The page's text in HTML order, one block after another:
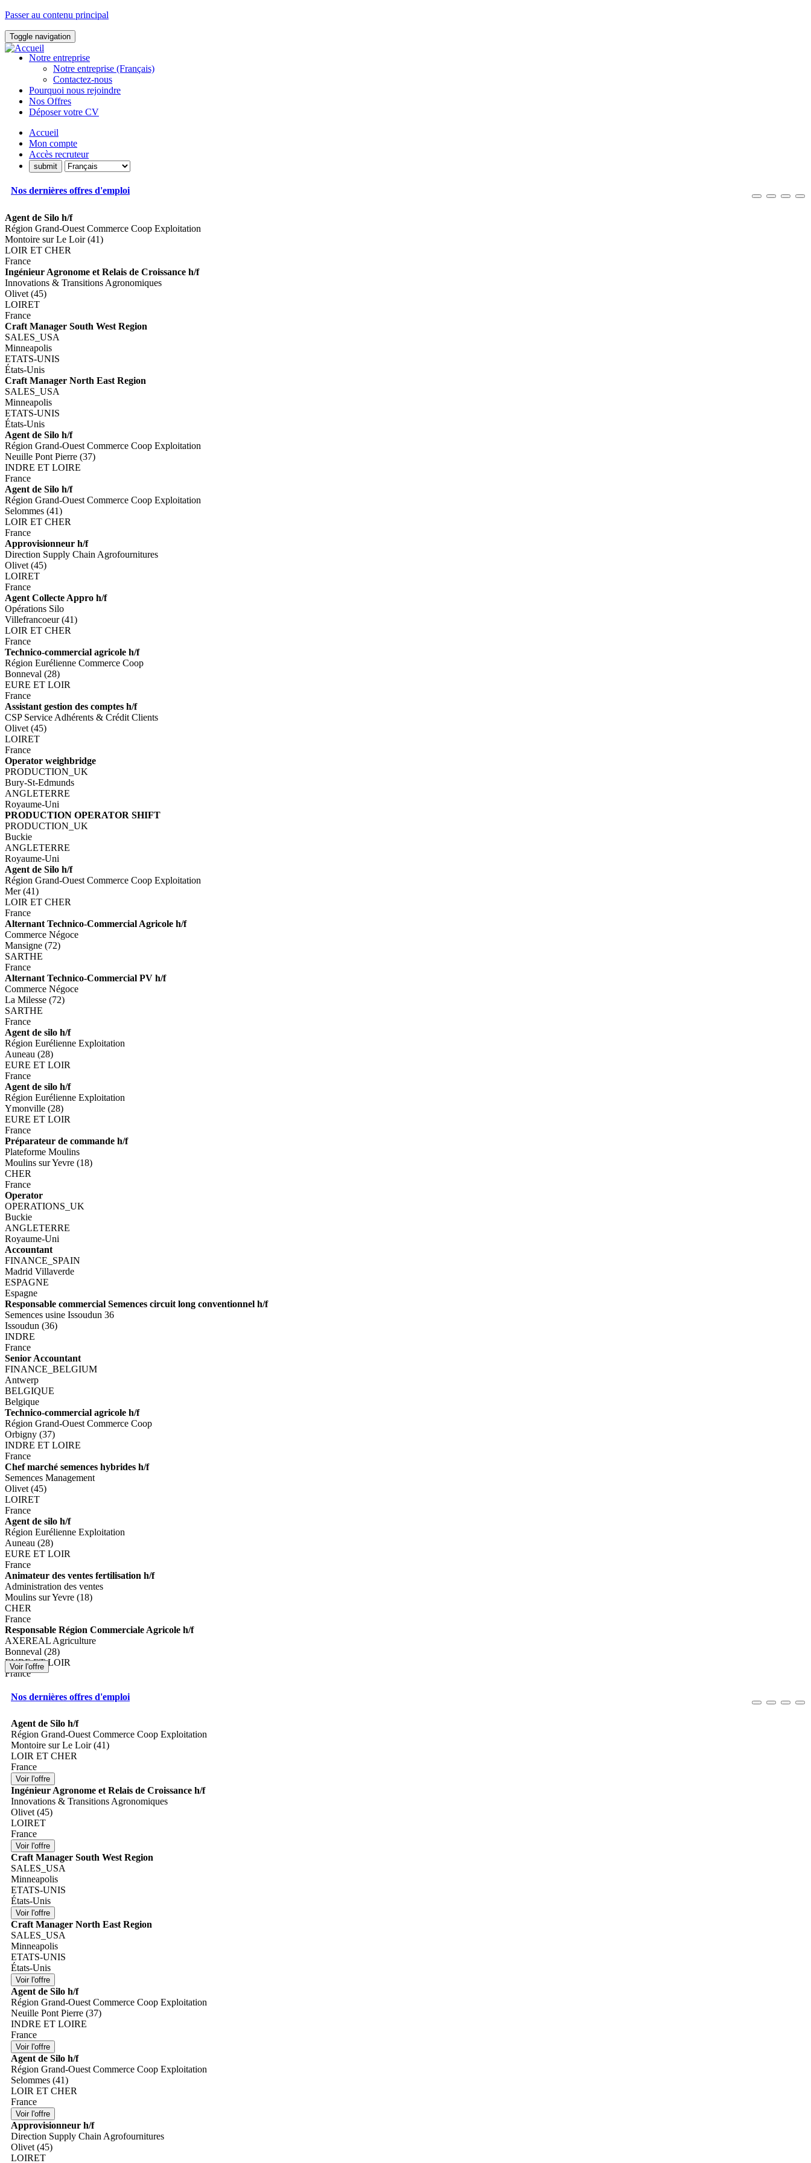
Passer au contenu principal
Toggle navigation
Notre entreprise
Notre entreprise (Français)
Contactez-nous
Pourquoi nous rejoindre
Nos Offres
Déposer votre CV
Accueil
Mon compte
Accès recruteur
Nos dernières offres d'emploi
Agent de Silo h/f
Région Grand-Ouest Commerce Coop Exploitation
Montoire sur Le Loir (41)
LOIR ET CHER
France
Ingénieur Agronome et Relais de Croissance h/f
Innovations & Transitions Agronomiques
Olivet (45)
LOIRET
France
Craft Manager South West Region
SALES_USA
Minneapolis
ETATS-UNIS
États-Unis
Craft Manager North East Region
SALES_USA
Minneapolis
ETATS-UNIS
États-Unis
Agent de Silo h/f
Région Grand-Ouest Commerce Coop Exploitation
Neuille Pont Pierre (37)
INDRE ET LOIRE
France
Agent de Silo h/f
Région Grand-Ouest Commerce Coop Exploitation
Selommes (41)
LOIR ET CHER
France
Approvisionneur h/f
Direction Supply Chain Agrofournitures
Olivet (45)
LOIRET
France
Agent Collecte Appro h/f
Opérations Silo
Villefrancoeur (41)
LOIR ET CHER
France
Technico-commercial agricole h/f
Région Eurélienne Commerce Coop
Bonneval (28)
EURE ET LOIR
France
Assistant gestion des comptes h/f
CSP Service Adhérents & Crédit Clients
Olivet (45)
LOIRET
France
Operator weighbridge
PRODUCTION_UK
Bury-St-Edmunds
ANGLETERRE
Royaume-Uni
PRODUCTION OPERATOR SHIFT
PRODUCTION_UK
Buckie
ANGLETERRE
Royaume-Uni
Agent de Silo h/f
Région Grand-Ouest Commerce Coop Exploitation
Mer (41)
LOIR ET CHER
France
Alternant Technico-Commercial Agricole h/f
Commerce Négoce
Mansigne (72)
SARTHE
France
Alternant Technico-Commercial PV h/f
Commerce Négoce
La Milesse (72)
SARTHE
France
Agent de silo h/f
Région Eurélienne Exploitation
Auneau (28)
EURE ET LOIR
France
Agent de silo h/f
Région Eurélienne Exploitation
Ymonville (28)
EURE ET LOIR
France
Préparateur de commande h/f
Plateforme Moulins
Moulins sur Yevre (18)
CHER
France
Operator
OPERATIONS_UK
Buckie
ANGLETERRE
Royaume-Uni
Accountant
FINANCE_SPAIN
Madrid Villaverde
ESPAGNE
Espagne
Responsable commercial Semences circuit long conventionnel h/f
Semences usine Issoudun 36
Issoudun (36)
INDRE
France
Senior Accountant
FINANCE_BELGIUM
Antwerp
BELGIQUE
Belgique
Technico-commercial agricole h/f
Région Grand-Ouest Commerce Coop
Orbigny (37)
INDRE ET LOIRE
France
Chef marché semences hybrides h/f
Semences Management
Olivet (45)
LOIRET
France
Agent de silo h/f
Région Eurélienne Exploitation
Auneau (28)
EURE ET LOIR
France
Animateur des ventes fertilisation h/f
Administration des ventes
Moulins sur Yevre (18)
CHER
France
Responsable Région Commerciale Agricole h/f
AXEREAL Agriculture
Bonneval (28)
EURE ET LOIR
France
Nos dernières offres d'emploi
Agent de Silo h/f
Région Grand-Ouest Commerce Coop Exploitation
Montoire sur Le Loir (41)
LOIR ET CHER
France
Ingénieur Agronome et Relais de Croissance h/f
Innovations & Transitions Agronomiques
Olivet (45)
LOIRET
France
Craft Manager South West Region
SALES_USA
Minneapolis
ETATS-UNIS
États-Unis
Craft Manager North East Region
SALES_USA
Minneapolis
ETATS-UNIS
États-Unis
Agent de Silo h/f
Région Grand-Ouest Commerce Coop Exploitation
Neuille Pont Pierre (37)
INDRE ET LOIRE
France
Agent de Silo h/f
Région Grand-Ouest Commerce Coop Exploitation
Selommes (41)
LOIR ET CHER
France
Approvisionneur h/f
Direction Supply Chain Agrofournitures
Olivet (45)
LOIRET